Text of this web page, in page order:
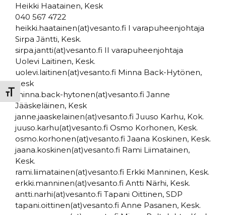
Toggle Font size
Heikki Haatainen, Kesk
040 567 4722
heikki.haatainen(at)vesanto.fi I varapuheenjohtaja
Sirpa Jäntti, Kesk.
sirpa.jantti(at)vesanto.fi II varapuheenjohtaja
Uolevi Laitinen, Kesk.
uolevi.laitinen(at)vesanto.fi Minna Back-Hytönen,
Kesk
minna.back-hytonen(at)vesanto.fi Janne
Jääskeläinen, Kesk
janne.jaaskelainen(at)vesanto.fi Juuso Karhu, Kok.
juuso.karhu(at)vesanto.fi Osmo Korhonen, Kesk.
osmo.korhonen(at)vesanto.fi Jaana Koskinen, Kesk.
jaana.koskinen(at)vesanto.fi Rami Liimatainen,
Kesk.
rami.liimatainen(at)vesanto.fi Erkki Manninen, Kesk.
erkki.manninen(at)vesanto.fi Antti Närhi, Kesk.
antti.narhi(at)vesanto.fi Tapani Oittinen, SDP
tapani.oittinen(at)vesanto.fi Anne Pasanen, Kesk.